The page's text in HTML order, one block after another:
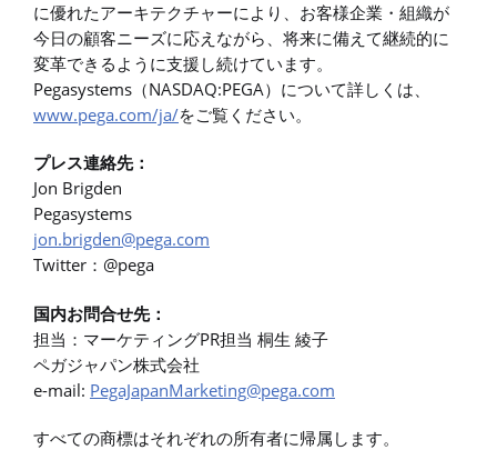
に優れたアーキテクチャーにより、お客様企業・組織が
今日の顧客ニーズに応えながら、将来に備えて継続的に
変革できるように支援し続けています。
Pegasystems（NASDAQ:PEGA）について詳しくは、
www.pega.com/ja/をご覧ください。
プレス連絡先：
Jon Brigden
Pegasystems
jon.brigden@pega.com
Twitter：@pega
国内お問合せ先：
担当：マーケティングPR担当 桐生 綾子
ペガジャパン株式会社
e-mail: PegaJapanMarketing@pega.com
すべての商標はそれぞれの所有者に帰属します。